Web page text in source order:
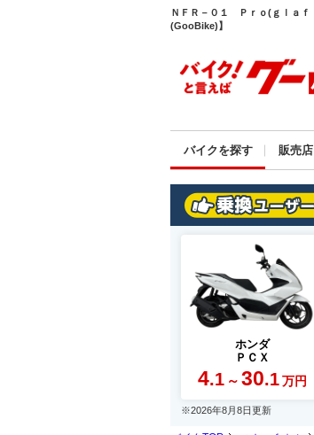
ＮＦＲ－０１ Ｐｒｏ(ｇｌａｆ
(GooBike)】
バイクを探す 販売
ホンダ
ＰＣＸ
4.1 ～ 30.1 万円
※2026年8月8日更新